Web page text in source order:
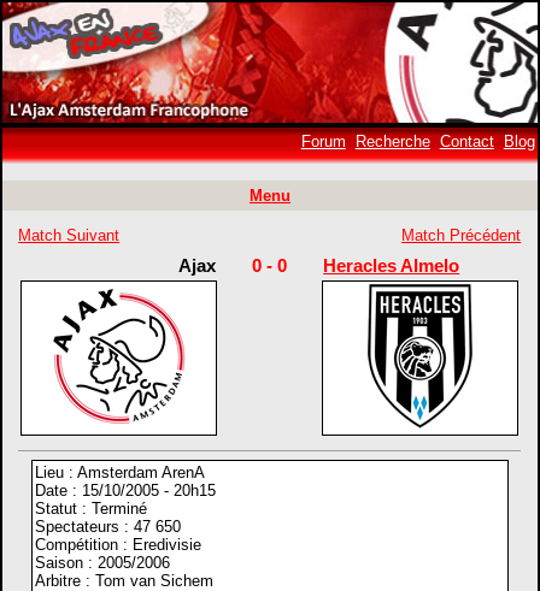
Forum Recherche Contact Blog
Menu
Match Suivant Match Précédent
Ajax 0 - 0 Heracles Almelo
Lieu : Amsterdam ArenA
Date : 15/10/2005 - 20h15
Statut : Terminé
Spectateurs : 47 650
Compétition : Eredivisie
Saison : 2005/2006
Arbitre : Tom van Sichem